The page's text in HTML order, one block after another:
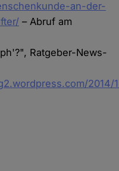
an-der-
– Abruf am
Ratgeber-News-
2014/